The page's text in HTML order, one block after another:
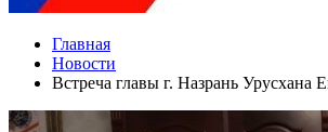
Главная
Новости
Встреча главы г. Назрань Урусхана